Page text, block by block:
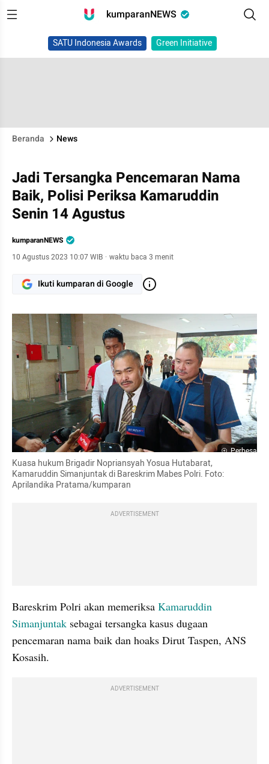
kumparanNEWS
SATU Indonesia Awards Green Initiative
Beranda News
Jadi Tersangka Pencemaran Nama
Baik, Polisi Periksa Kamaruddin
Senin 14 Agustus
kumparanNEWS
10 Agustus 2023 10:07 WIB · waktu baca 3 menit
Ikuti kumparan di Google
Perbesar
Kuasa hukum Brigadir Nopriansyah Yosua Hutabarat,
Kamaruddin Simanjuntak di Bareskrim Mabes Polri. Foto:
Aprilandika Pratama/kumparan
ADVERTISEMENT
Bareskrim Polri akan memeriksa Kamaruddin
Simanjuntak sebagai tersangka kasus dugaan
pencemaran nama baik dan hoaks Dirut Taspen, ANS
Kosasih.
ADVERTISEMENT